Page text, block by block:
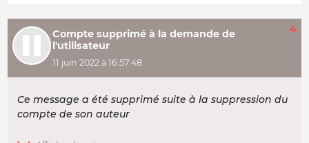
Compte supprimé à la demande de
l'utilisateur
11 juin 2022 à 16:57:48
4
Ce message a été supprimé suite à la suppression du
compte de son auteur